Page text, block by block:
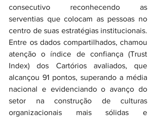
consecutivo reconhecendo as
serventias que colocam as pessoas no
centro de suas estratégias institucionais.
Entre os dados compartilhados, chamou
atenção o índice de confiança (Trust
Index) dos Cartórios avaliados, que
alcançou 91 pontos, superando a média
nacional e evidenciando o avanço do
setor na construção de culturas
organizacionais mais sólidas e